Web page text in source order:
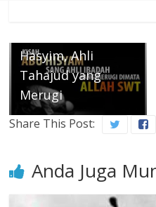
Hasyim, Ahli
Tahajud yang
Merugi
Share This Post:
Anda Juga